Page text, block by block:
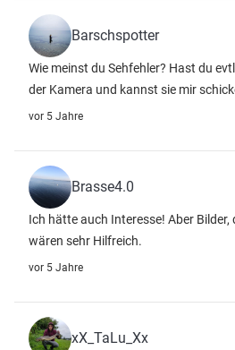
Barschspotter
Wie meinst du Sehfehler? Hast du
der Kamera und kannst sie mir
vor 5 Jahre
Brasse4.0
Ich hätte auch Interesse! Aber Bilder,
wären sehr Hilfreich.
vor 5 Jahre
xX_TaLu_Xx